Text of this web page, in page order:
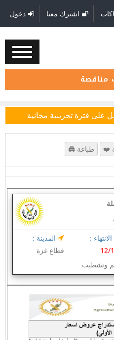
اشترك معنا دخول
على فترة تجريبية مجانية
:
المدينة :
قطاع غزة
وتشطيب